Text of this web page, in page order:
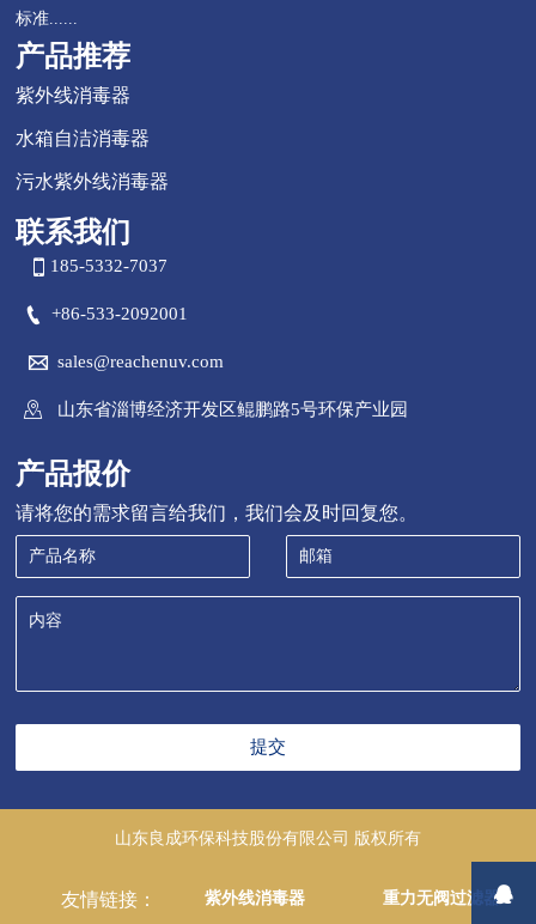
标准......
产品推荐
紫外线消毒器
水箱自洁消毒器
污水紫外线消毒器
联系我们
 185-5332-7037
 +86-533-2092001
 sales@reachenuv.com
 山东省淄博经济开发区鲲鹏路5号环保产业园
产品报价
请将您的需求留言给我们，我们会及时回复您。
提交
山东良成环保科技股份有限公司 版权所有
友情链接： 紫外线消毒器 重力无阀过滤器